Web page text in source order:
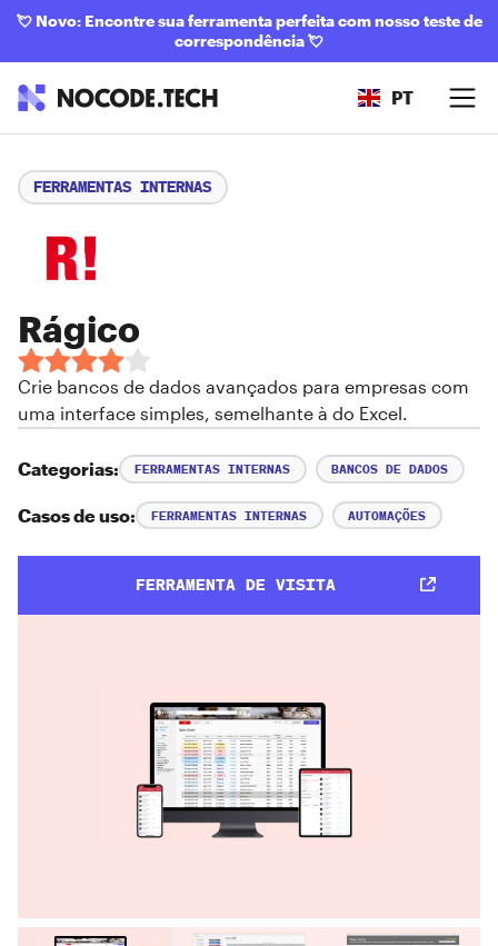
💘Novo: Encontre sua ferramenta perfeita com nosso teste de
correspondência💘
PT
FERRAMENTAS INTERNAS
Rágico
Crie bancos de dados avançados para empresas com
uma interface simples, semelhante à do Excel.
Categorias: FERRAMENTAS INTERNAS BANCOS DE DADOS
Casos de uso: FERRAMENTAS INTERNAS AUTOMAÇÕES
FERRAMENTA DE VISITA